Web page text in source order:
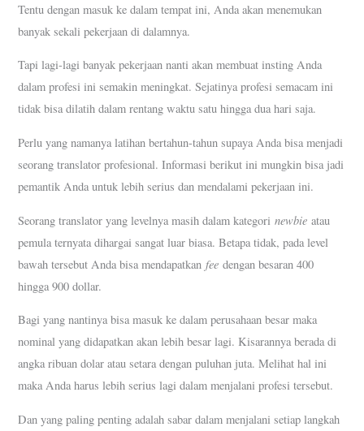
Tentu dengan masuk ke dalam tempat ini, Anda akan menemukan
banyak sekali pekerjaan di dalamnya.
Tapi lagi-lagi banyak pekerjaan nanti akan membuat insting Anda
dalam profesi ini semakin meningkat. Sejatinya profesi semacam ini
tidak bisa dilatih dalam rentang waktu satu hingga dua hari saja.
Perlu yang namanya latihan bertahun-tahun supaya Anda bisa menjadi
seorang translator profesional. Informasi berikut ini mungkin bisa jadi
pemantik Anda untuk lebih serius dan mendalami pekerjaan ini.
Seorang translator yang levelnya masih dalam kategorinewbieatau
pemula ternyata dihargai sangat luar biasa. Betapa tidak, pada level
bawah tersebut Anda bisa mendapatkanfeedengan besaran 400
hingga 900 dollar.
Bagi yang nantinya bisa masuk ke dalam perusahaan besar maka
nominal yang didapatkan akan lebih besar lagi. Kisarannya berada di
angka ribuan dolar atau setara dengan puluhan juta. Melihat hal ini
maka Anda harus lebih serius lagi dalam menjalani profesi tersebut.
Dan yang paling penting adalah sabar dalam menjalani setiap langkah